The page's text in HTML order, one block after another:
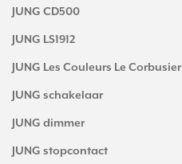
JUNG CD500
JUNG LS1912
JUNG Les Couleurs Le Corbusier
JUNG schakelaar
JUNG dimmer
JUNG stopcontact